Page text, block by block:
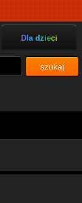
Dla dzieci
szukaj